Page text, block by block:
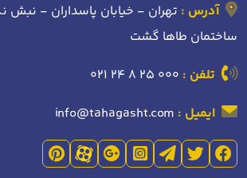
آدرس : تهران - خیابان پاسداران -
ساختمان طاها گشت
تلفن : 021 24 8 25 000
ایمیل : info@tahagasht.com